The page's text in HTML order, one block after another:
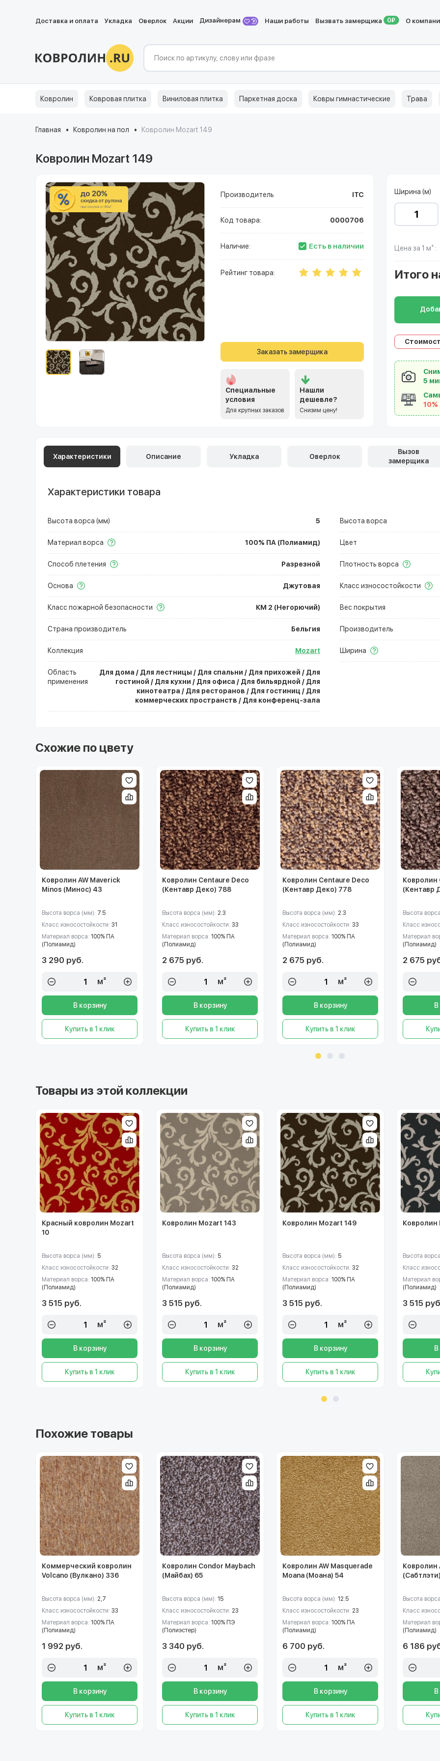
Доставка и оплата Укладка Оверлок Акции Дизайнерам Наши работы Вызвать замерщика О
Ковролин Ковровая плитка Виниловая плитка Паркетная доска Ковры гимнастические Трава
Главная Ковролин на пол Ковролин Mozart 149
Ковролин Mozart 149
Производитель ITC
Код товара: 0000706
Наличие: Есть в наличии
Рейтинг товара:
Заказать замерщика
Специальные
условия
Для крупных заказов
Нашли
дешевле?
Снизим цену!
Ширина (м)
Цена за 1 м² :
Итого
5
10%
Характеристики Описание Укладка Оверлок
Вызов
замерщика
Характеристики товара
Высота ворса (мм) 5 Высота ворса
Материал ворса 100% ПА (Полиамид) Цвет
Способ плетения Разрезной Плотность ворса
Основа Джутовая Класс износостойкости
Класс пожарной безопасности КМ 2 (Негорючий) Вес покрытия
Страна производитель Бельгия Производитель
Коллекция Mozart Ширина
Область
применения
Для дома / Для лестницы / Для спальни / Для прихожей / Для
гостиной / Для кухни / Для офиса / Для бильярдной / Для
кинотеатра / Для ресторанов / Для гостиниц / Для
коммерческих пространств / Для конференц-зала
Схожие по цвету
Ковролин AW Maverick
Minos (Минос) 43
Высота ворса (мм): 7.5
Класс износостойкости: 31
Материал ворса: 100% ПА
(Полиамид)
3 290 руб.
м²
В корзину
Купить в 1 клик
Ковролин Centaure Deco
(Кентавр Деко) 788
Высота ворса (мм): 2.3
Класс износостойкости: 33
Материал ворса: 100% ПА
(Полиамид)
2 675 руб.
м²
В корзину
Купить в 1 клик
Ковролин Centaure Deco
(Кентавр Деко) 778
Высота ворса (мм): 2.3
Класс износостойкости: 33
Материал ворса: 100% ПА
(Полиамид)
2 675 руб.
м²
В корзину
Купить в 1 клик
Ковролин
(Кентавр
Высота
Класс
Материал
(Полиамид)
2 675
Товары из этой коллекции
Красный ковролин Mozart
10
Высота ворса (мм): 5
Класс износостойкости: 32
Материал ворса: 100% ПА
(Полиамид)
3 515 руб.
м²
В корзину
Купить в 1 клик
Ковролин Mozart 143
Высота ворса (мм): 5
Класс износостойкости: 32
Материал ворса: 100% ПА
(Полиамид)
3 515 руб.
м²
В корзину
Купить в 1 клик
Ковролин Mozart 149
Высота ворса (мм): 5
Класс износостойкости: 32
Материал ворса: 100% ПА
(Полиамид)
3 515 руб.
м²
В корзину
Купить в 1 клик
Ковролин
Высота
Класс
Материал
(Полиамид)
3 515
Похожие товары
Коммерческий ковролин
Volcano (Вулкано) 336
Высота ворса (мм): 2,7
Класс износостойкости: 33
Материал ворса: 100% ПА
(Полиамид)
1 992 руб.
м²
В корзину
Купить в 1 клик
Ковролин Condor Maybach
(Майбах) 65
Высота ворса (мм): 15
Класс износостойкости: 23
Материал ворса: 100% ПЭ
(Полиэстер)
3 340 руб.
м²
В корзину
Купить в 1 клик
Ковролин AW Masquerade
Moana (Моана) 54
Высота ворса (мм): 12.5
Класс износостойкости: 23
Материал ворса: 100% ПА
(Полиамид)
6 700 руб.
м²
В корзину
Купить в 1 клик
Ковролин
Высота
Класс
Материал
(Полиамид)
6 186